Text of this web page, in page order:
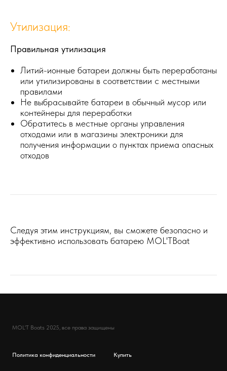
Утилизация:
Правильная утилизация
Литий-ионные батареи должны быть переработаны
или утилизированы в соответствии с местными
правилами
Не выбрасывайте батареи в обычный мусор или
контейнеры для переработки
Обратитесь в местные органы управления
отходами или в магазины электроники для
получения информации о пунктах приема опасных
отходов
Следуя этим инструкциям, вы сможете безопасно и
эффективно использовать батарею MOL'TBoat
MOL'T Boats 2025, все права защищены
Политика конфиденциальности Купить